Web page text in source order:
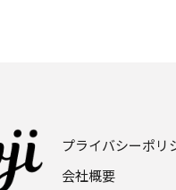
プライバシーポリ
会社概要